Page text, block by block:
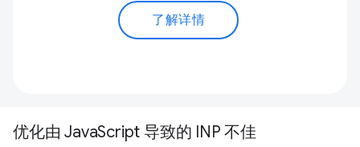
了解详情
优化由 JavaScript 导致的 INP 不佳